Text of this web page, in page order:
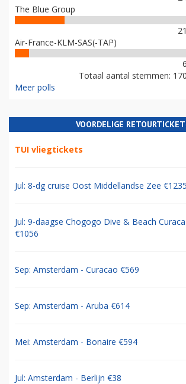
The Blue Group
Air-France-KLM-SAS(-TAP)
Totaal aantal stemmen: 170
Meer polls
VOORDELIGE
TUI vliegtickets
Jul: 8-dg cruise Oost Middellandse Zee €1235
Jul: 9-daagse Chogogo Dive & Beach
€1056
Sep: Amsterdam - Curacao €569
Sep: Amsterdam - Aruba €614
Mei: Amsterdam - Bonaire €594
Jul: Amsterdam - Berlijn €38